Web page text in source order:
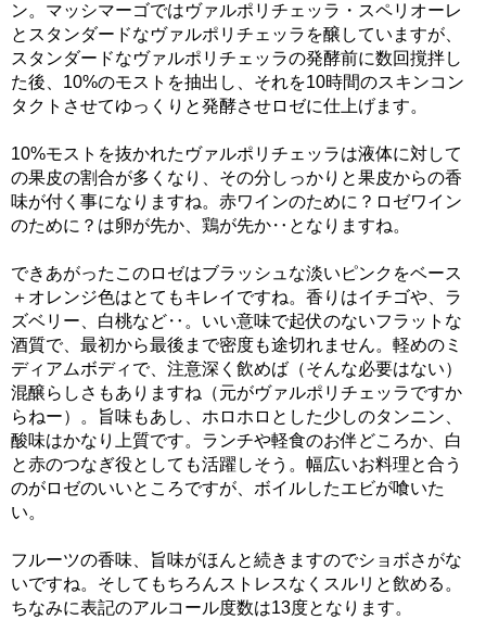
ン。マッシマーゴではヴァルポリチェッラ・スペリオーレ
とスタンダードなヴァルポリチェッラを醸していますが、
スタンダードなヴァルポリチェッラの発酵前に数回撹拌し
た後、10%のモストを抽出し、それを10時間のスキンコン
タクトさせてゆっくりと発酵させロゼに仕上げます。
10%モストを抜かれたヴァルポリチェッラは液体に対して
の果皮の割合が多くなり、その分しっかりと果皮からの香
味が付く事になりますね。赤ワインのために？ロゼワイン
のために？は卵が先か、鶏が先か‥となりますね。
できあがったこのロゼはブラッシュな淡いピンクをベース
＋オレンジ色はとてもキレイですね。香りはイチゴや、ラ
ズベリー、白桃など‥。いい意味で起伏のないフラットな
酒質で、最初から最後まで密度も途切れません。軽めのミ
ディアムボディで、注意深く飲めば（そんな必要はない）
混醸らしさもありますね（元がヴァルポリチェッラですか
らねー）。旨味もあし、ホロホロとした少しのタンニン、
酸味はかなり上質です。ランチや軽食のお伴どころか、白
と赤のつなぎ役としても活躍しそう。幅広いお料理と合う
のがロゼのいいところですが、ボイルしたエビが喰いた
い。
フルーツの香味、旨味がほんと続きますのでショボさがな
いですね。そしてもちろんストレスなくスルリと飲める。
ちなみに表記のアルコール度数は13度となります。